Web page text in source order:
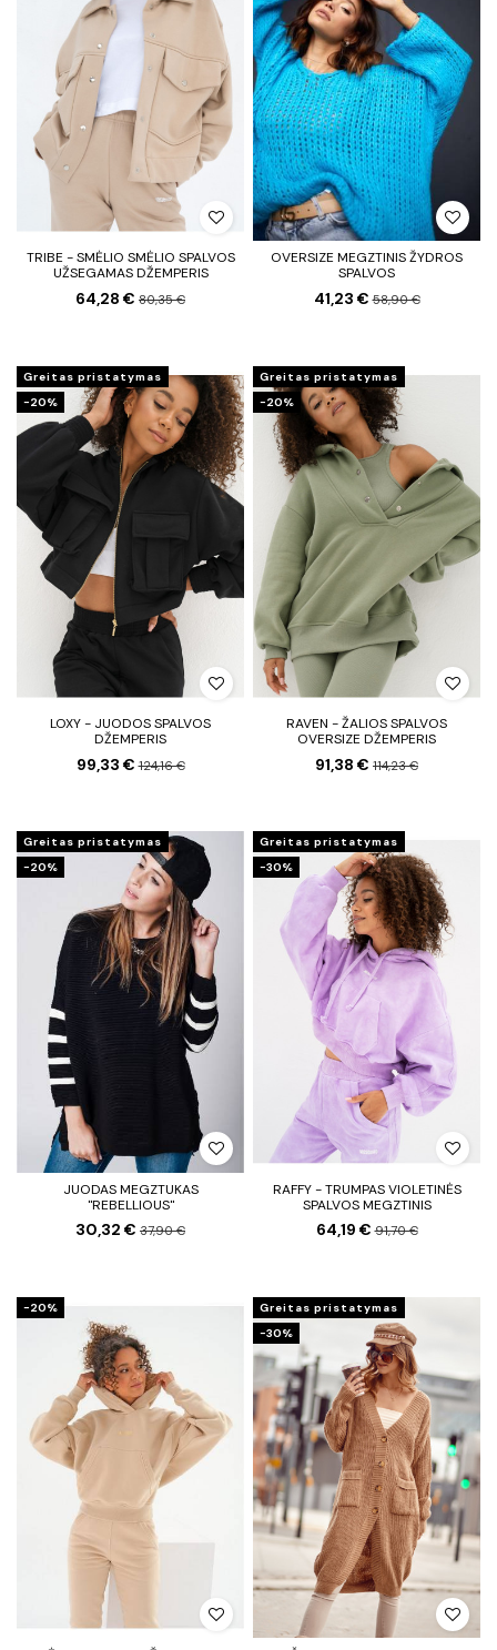
TRIBE - SMĖLIO SMĖLIO SPALVOS
UŽSEGAMAS DŽEMPERIS
64,28 € 80,35 €
OVERSIZE MEGZTINIS ŽYDROS
SPALVOS
41,23 €58,90 €
Greitas pristatymas
−20%
LOXY - JUODOS SPALVOS
DŽEMPERIS
99,33 €124,16 €
Greitas pristatymas
−20%
RAVEN - ŽALIOS SPALVOS
OVERSIZE DŽEMPERIS
91,38 € 114,23 €
Greitas pristatymas
−20%
JUODAS MEGZTUKAS
"REBELLIOUS"
30,32 € 37,90 €
Greitas pristatymas
−30%
RAFFY - TRUMPAS VIOLETINĖS
SPALVOS MEGZTINIS
64,19 €91,70 €
−20%
Greitas pristatymas
−30%